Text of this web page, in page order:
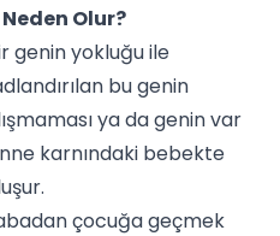
Olur?
genin yokluğu ile
bu genin
ya da genin var
karnındaki bebekte
çocuğa geçmek